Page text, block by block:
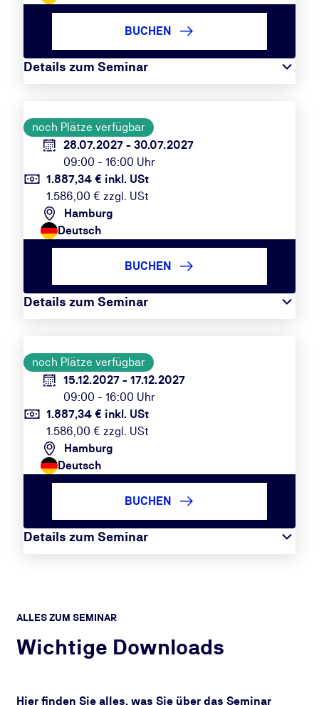
Details zum Seminar
BUCHEN
noch Plätze verfügbar
28.07.2027 - 30.07.2027
09:00 - 16:00 Uhr
1.887,34 € inkl. USt
1.586,00 € zzgl. USt
Hamburg
Deutsch
Details zum Seminar
BUCHEN
noch Plätze verfügbar
15.12.2027 - 17.12.2027
09:00 - 16:00 Uhr
1.887,34 € inkl. USt
1.586,00 € zzgl. USt
Hamburg
Deutsch
Details zum Seminar
BUCHEN
ALLES ZUM SEMINAR
Wichtige Downloads
Hier finden Sie alles, was Sie über das Seminar